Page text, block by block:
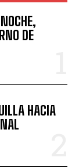
DE
HACIA